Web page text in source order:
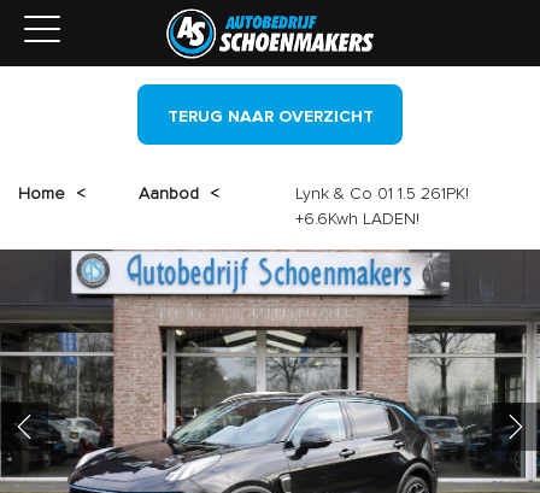
TERUG NAAR OVERZICHT
Home < Aanbod <
Lynk & Co 01 1.5 261PK!
+6.6Kwh LADEN!